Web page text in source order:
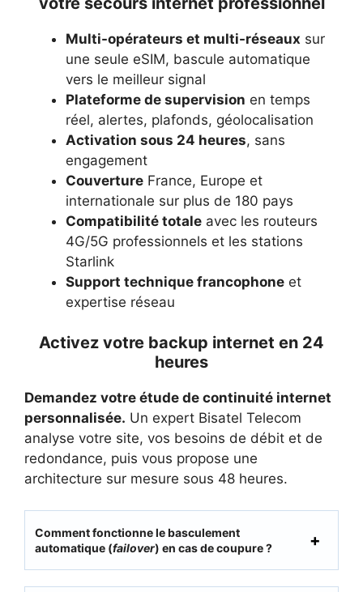
Multi-opérateurs et multi-réseaux sur
une seule eSIM, bascule automatique
vers le meilleur signal
Plateforme de supervision en temps
réel, alertes, plafonds, géolocalisation
Activation sous 24 heures, sans
engagement
Couverture France, Europe et
internationale sur plus de 180 pays
Compatibilité totale avec les routeurs
4G/5G professionnels et les stations
Starlink
Support technique francophone et
expertise réseau
Activez votre backup internet en 24
heures
Demandez votre étude de continuité internet
personnalisée. Un expert Bisatel Telecom
analyse votre site, vos besoins de débit et de
redondance, puis vous propose une
architecture sur mesure sous 48 heures.
Comment fonctionne le basculement
automatique (failover) en cas de coupure ?